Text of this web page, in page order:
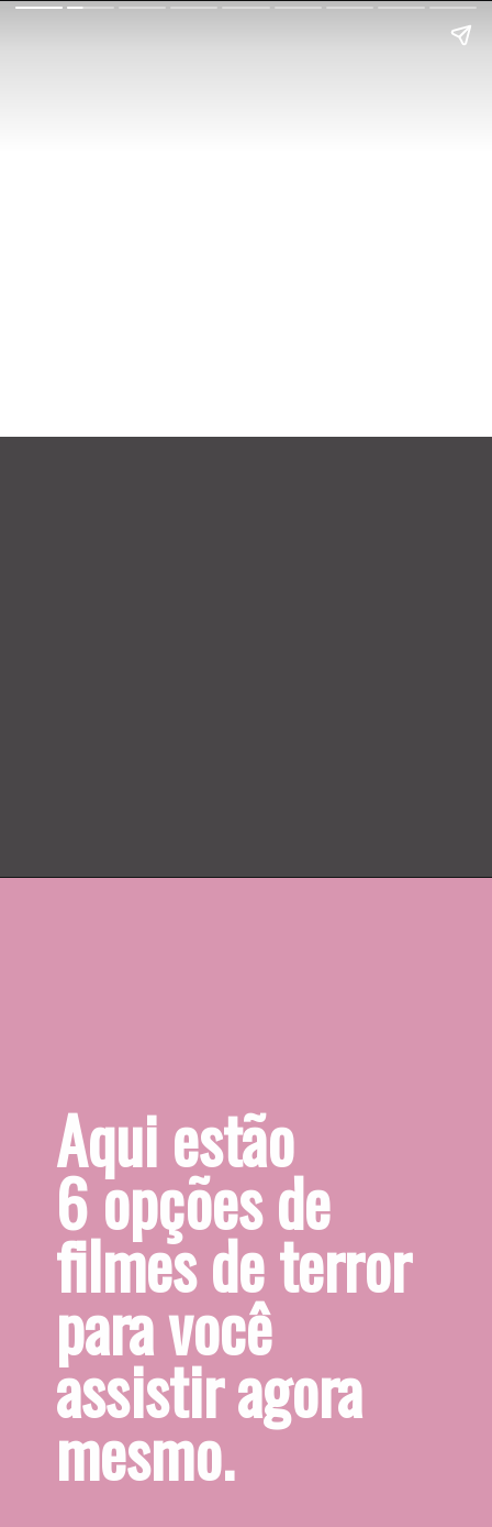
Aqui estão
6 opções de
filmes de terror
para você
assistir agora
mesmo.